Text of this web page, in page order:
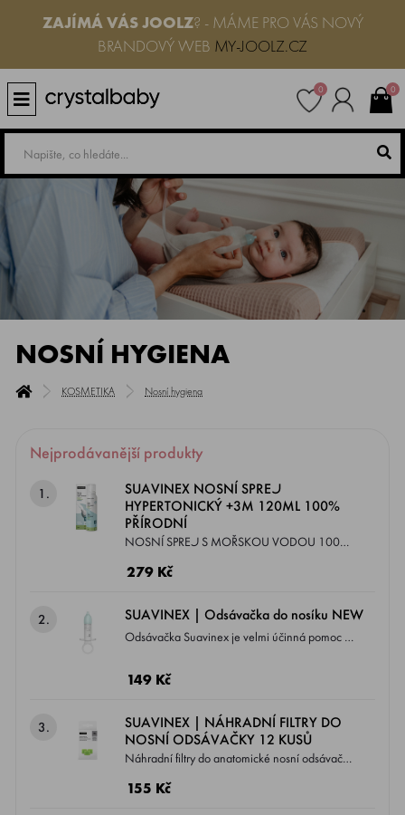
ZAJÍMÁ VÁS JOOLZ? - MÁME PRO VÁS NOVÝ
BRANDOVÝ WEB MY-JOOLZ.CZ
0 0
NOSNÍ HYGIENA
KOSMETIKA Nosní hygiena
Nejprodávanější produkty
1.
SUAVINEX NOSNÍ SPREJ
HYPERTONICKÝ +3M 120ML 100%
PŘÍRODNÍ
NOSNÍ SPREJ S MOŘSKOU VODOU 100%
ČISTOTU těchto vyjímečných vod mající
léčebné účinky.
279 Kč
2. SUAVINEX | Odsávačka do nosíku NEW
Odsávačka Suavinex je velmi účinná pomoc k
předcházení nepohodlí a dýchacích obtíží,
to zejména u malých dětí, které neumí
samostatně smrkat.
149 Kč
3.
SUAVINEX | NÁHRADNÍ FILTRY DO
NOSNÍ ODSÁVAČKY 12 KUSŮ
Náhradní filtry do anatomické nosní odsávačky
značky Suavinex.
155 Kč